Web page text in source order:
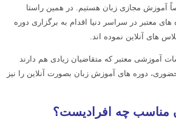
آموزش مجازی زبان هستیم. در همین راستا
های معتبر در سراسر دنیا اقدام به برگزاری دوره
های آنلاین نموده اند.
آموزشی معتبر که متقاضیان زیادی هم دارند
دوره های آموزش زبان بصورت آنلاین را نیز
مناسب چه افرادیست؟